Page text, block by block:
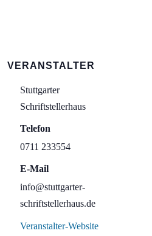
VERANSTALTER
Stuttgarter
Schriftstellerhaus
Telefon
0711 233554
E-Mail
info@stuttgarter-
schriftstellerhaus.de
Veranstalter-Website